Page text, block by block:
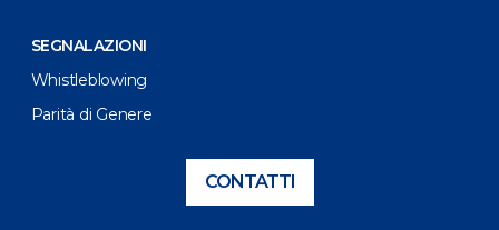
SEGNALAZIONI
Whistleblowing
Parità di Genere
CONTATTI